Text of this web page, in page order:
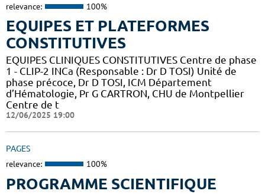
relevance: 100%
EQUIPES ET PLATEFORMES
CONSTITUTIVES
EQUIPES CLINIQUES CONSTITUTIVES Centre de phase
1 - CLIP-2 INCa (Responsable : Dr D TOSI) Unité de
phase précoce, Dr D TOSI, ICM Département
d’Hématologie, Pr G CARTRON, CHU de Montpellier
Centre de t
12/06/2025 19:00
PAGES
relevance: 100%
PROGRAMME SCIENTIFIQUE